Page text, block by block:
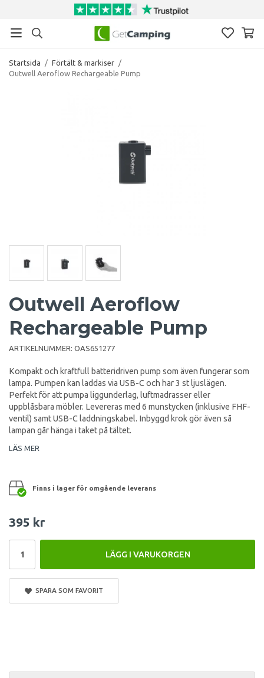
Startsida / Förtält & markiser /
Outwell Aeroflow Rechargeable Pump
Outwell Aeroflow
Rechargeable Pump
ARTIKELNUMMER: OAS651277
Kompakt och kraftfull batteridriven pump som även fungerar som
lampa. Pumpen kan laddas via USB-C och har 3 st ljuslägen.
Perfekt för att pumpa liggunderlag, luftmadrasser eller
uppblåsbara möbler. Levereras med 6 munstycken (inklusive FHF-
ventil) samt USB-C laddningskabel. Inbyggd krok gör även så
lampan går hänga i taket på tältet.
LÄS MER
Finns i lager för omgående leverans
395 kr
LÄGG I VARUKORGEN
SPARA SOM FAVORIT